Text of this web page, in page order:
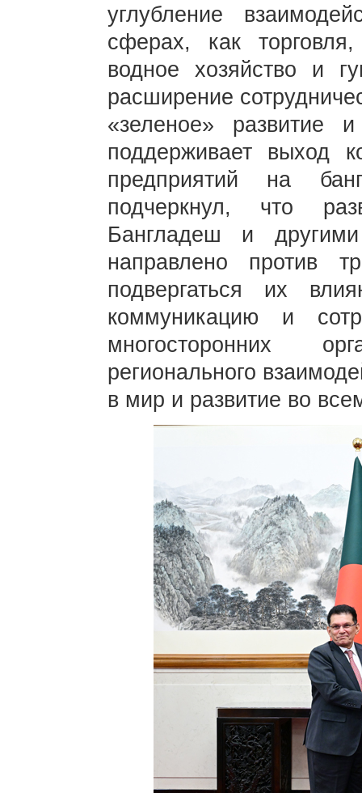
углубление
сферах, как торговля,
водное хозяйство и
расширение
«зеленое» развитие
поддерживает выход
предприятий на
подчеркнул, что
Бангладеш и
направлено против
подвергаться их
коммуникацию и
многосторонних
регионального
в мир и развитие во